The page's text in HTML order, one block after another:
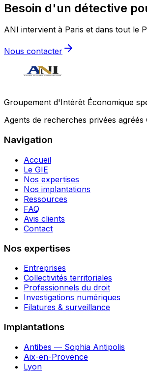
Besoin d'un détective
ANI intervient à Paris et dans tout le
Nous contacter
Groupement d'Intérêt Économique
Agents de recherches privées agréés
Navigation
Accueil
Le GIE
Nos expertises
Nos implantations
Ressources
FAQ
Avis clients
Contact
Nos expertises
Entreprises
Collectivités territoriales
Professionnels du droit
Investigations numériques
Filatures & surveillance
Implantations
Antibes — Sophia Antipolis
Aix-en-Provence
Lyon